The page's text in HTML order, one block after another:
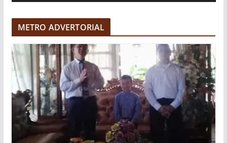
e
METRO ADVERTORIAL